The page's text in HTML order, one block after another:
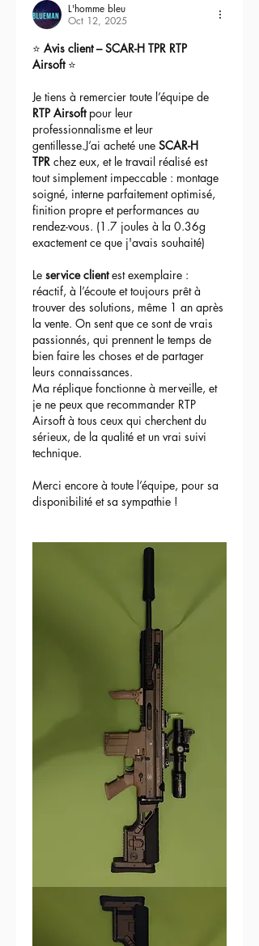
L'homme bleu
Oct 12, 2025
⭐ Avis client – SCAR-H TPR RTP
Airsoft ⭐
Je tiens à remercier toute l’équipe de
RTP Airsoft pour leur
professionnalisme et leur
gentillesse.J’ai acheté une SCAR-H
TPR chez eux, et le travail réalisé est
tout simplement impeccable : montage
soigné, interne parfaitement optimisé,
finition propre et performances au
rendez-vous. (1.7 joules à la 0.36g
exactement ce que j'avais souhaité)
Le service client est exemplaire :
réactif, à l’écoute et toujours prêt à
trouver des solutions, même 1 an après
la vente. On sent que ce sont de vrais
passionnés, qui prennent le temps de
bien faire les choses et de partager
leurs connaissances.
Ma réplique fonctionne à merveille, et
je ne peux que recommander RTP
Airsoft à tous ceux qui cherchent du
sérieux, de la qualité et un vrai suivi
technique.
Merci encore à toute l’équipe, pour sa
disponibilité et sa sympathie !